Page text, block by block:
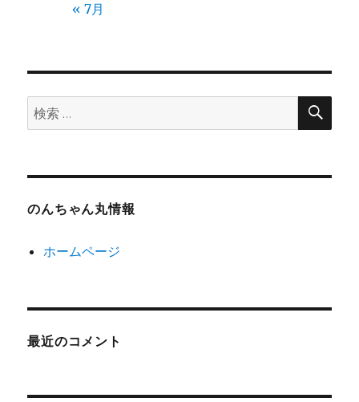
« 7月
検
索:
検
のんちゃん丸情報
ホームページ
最近のコメント